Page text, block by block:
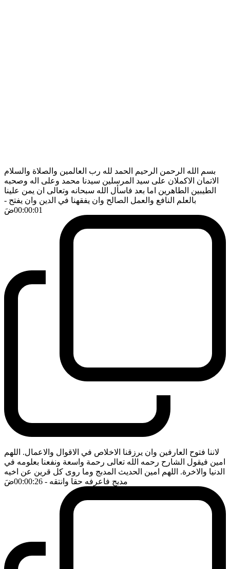
بسم الله الرحمن الرحيم الحمد لله رب العالمين والصلاة والسلام
الاتمان الاكملان على سيد المرسلين سيدنا محمد وعلى اله وصحبه
الطيبين الطاهرين اما بعد فاسأل الله سبحانه وتعالى ان يمن علينا
بالعلم النافع والعمل الصالح وان يفقهنا في الدين وان يفتح -
00:00:01ضَ
لاننا فتوح العارفين وان يرزقنا الاخلاص في الاقوال والاعمال. اللهم
امين فيقول الشارح رحمه الله تعالى رحمة واسعة ونفعنا بعلومه في
الدنيا والاخرة. اللهم امين الحديث المدبج وما روى كل قرين عن اخيه
مدبج فاعرفه حقا وانتقه - 00:00:26 ضَ